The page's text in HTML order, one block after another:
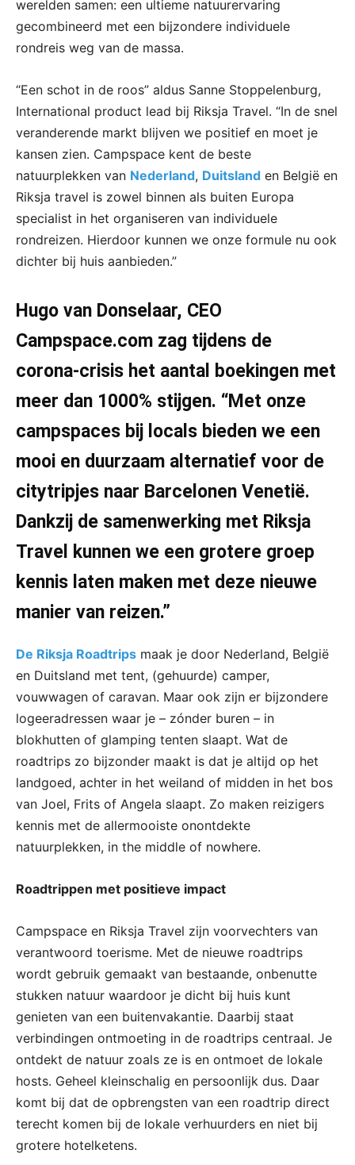
werelden samen: een ultieme natuurervaring
gecombineerd met een bijzondere individuele
rondreis weg van de massa.
“Een schot in de roos” aldus Sanne Stoppelenburg,
International product lead bij Riksja Travel. “In de snel
veranderende markt blijven we positief en moet je
kansen zien. Campspace kent de beste
natuurplekken van Nederland, Duitsland en België en
Riksja travel is zowel binnen als buiten Europa
specialist in het organiseren van individuele
rondreizen. Hierdoor kunnen we onze formule nu ook
dichter bij huis aanbieden.”
Hugo van Donselaar, CEO
Campspace.com zag tijdens de
corona-crisis het aantal boekingen met
meer dan 1000% stijgen. “Met onze
campspaces bij locals bieden we een
mooi en duurzaam alternatief voor de
citytripjes naar Barcelonen Venetië.
Dankzij de samenwerking met Riksja
Travel kunnen we een grotere groep
kennis laten maken met deze nieuwe
manier van reizen.”
De Riksja Roadtrips maak je door Nederland, België
en Duitsland met tent, (gehuurde) camper,
vouwwagen of caravan. Maar ook zijn er bijzondere
logeeradressen waar je – zónder buren – in
blokhutten of glamping tenten slaapt. Wat de
roadtrips zo bijzonder maakt is dat je altijd op het
landgoed, achter in het weiland of midden in het bos
van Joel, Frits of Angela slaapt. Zo maken reizigers
kennis met de allermooiste onontdekte
natuurplekken, in the middle of nowhere.
Roadtrippen met positieve impact
Campspace en Riksja Travel zijn voorvechters van
verantwoord toerisme. Met de nieuwe roadtrips
wordt gebruik gemaakt van bestaande, onbenutte
stukken natuur waardoor je dicht bij huis kunt
genieten van een buitenvakantie. Daarbij staat
verbindingen ontmoeting in de roadtrips centraal. Je
ontdekt de natuur zoals ze is en ontmoet de lokale
hosts. Geheel kleinschalig en persoonlijk dus. Daar
komt bij dat de opbrengsten van een roadtrip direct
terecht komen bij de lokale verhuurders en niet bij
grotere hotelketens.